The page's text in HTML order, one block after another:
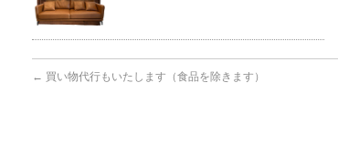
← 買い物代行もいたします（食品を除きます）